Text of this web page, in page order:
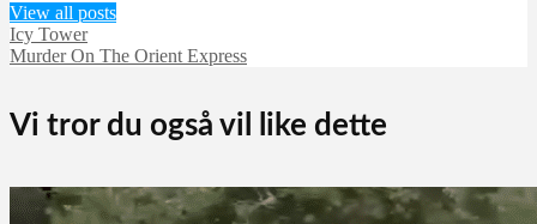
View all posts
Icy Tower
Murder On The Orient Express
Vi tror du også vil like dette